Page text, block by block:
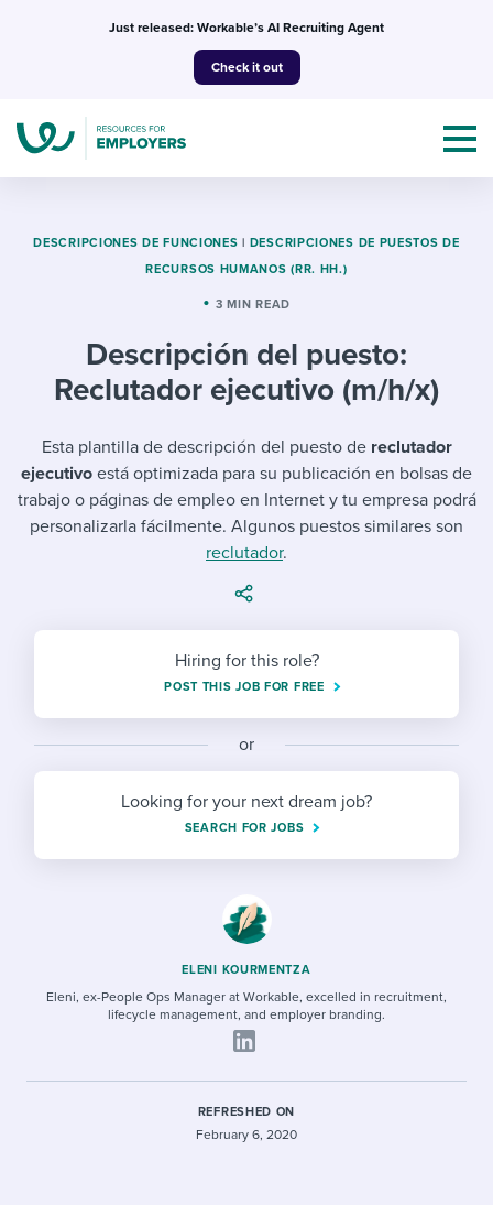
Just released: Workable’s AI Recruiting Agent
Check it out
Topics
Mobilizing AI in my work
Evaluating candidates
Working together with others
Maintaining hiring pipelines
Developing & retaining people
Ensuring compliance
Finding and attracting people
Establishing an employer brand
Templates & Guides
I WANT...
Job description templates
Interview question templates
Policy templates
Step-by-step tutorials
Free ebooks & reports
HR terms
I’m a jobseeker
I WANT TO LEARN ABOUT...
Applying for a job
Interview process
Career development
Modern working life
Attend webinars & events
Workable customer stories
Explore Workable
Request a demo
Start a free trial
DESCRIPCIONES DE FUNCIONES | DESCRIPCIONES DE PUESTOS DE
RECURSOS HUMANOS (RR. HH.)
3 MIN READ
Descripción del puesto:
Reclutador ejecutivo (m/h/x)
Esta plantilla de descripción del puesto de reclutador
ejecutivo está optimizada para su publicación en bolsas de
trabajo o páginas de empleo en Internet y tu empresa podrá
personalizarla fácilmente. Algunos puestos similares son
reclutador.
Hiring for this role?
POST THIS JOB FOR FREE
or
Looking for your next dream job?
SEARCH FOR JOBS
ELENI KOURMENTZA
Eleni, ex-People Ops Manager at Workable, excelled in recruitment,
lifecycle management, and employer branding.
REFRESHED ON
February 6, 2020